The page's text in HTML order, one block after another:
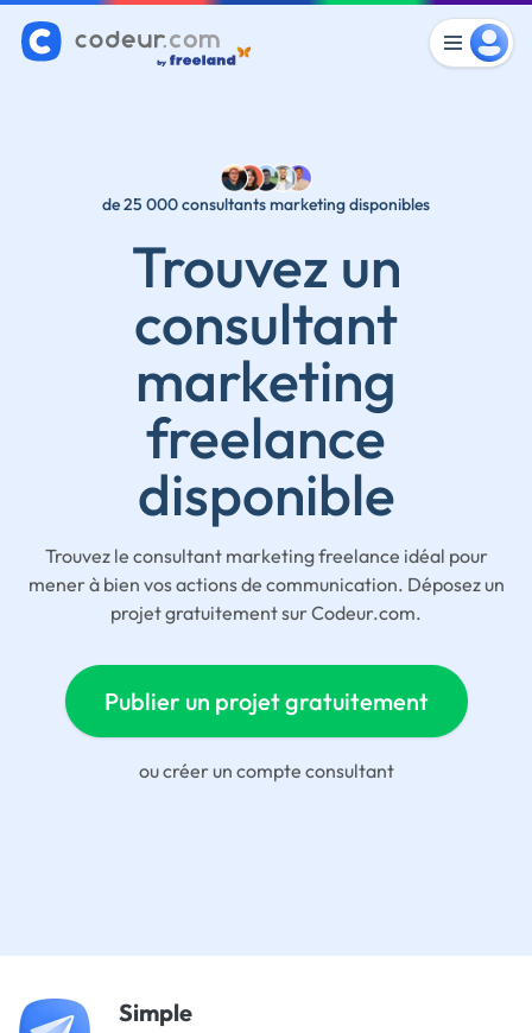
de 25 000 consultants marketing disponibles
Trouvez un
consultant
marketing
freelance
disponible
Trouvez le consultant marketing freelance idéal pour
mener à bien vos actions de communication. Déposez un
projet gratuitement sur Codeur.com.
Publier un projet gratuitement
oucréer un compte consultant
Simple